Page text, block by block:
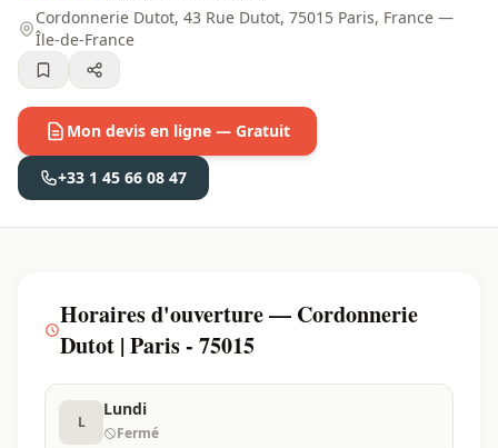
Cordonnerie Dutot, 43 Rue Dutot, 75015 Paris, France —
Île-de-France
Mon devis en ligne — Gratuit
+33 1 45 66 08 47
Horaires d'ouverture — Cordonnerie
Dutot | Paris - 75015
L
Lundi
Fermé